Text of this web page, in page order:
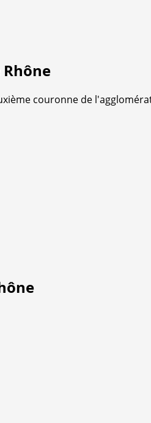
couronne de